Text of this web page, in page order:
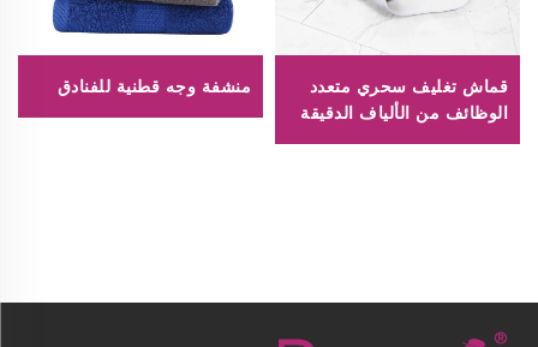
قماش تغليف سحري متعدد
الوظائف من الألياف الدقيقة
منشفة وجه قطنية للفنادق